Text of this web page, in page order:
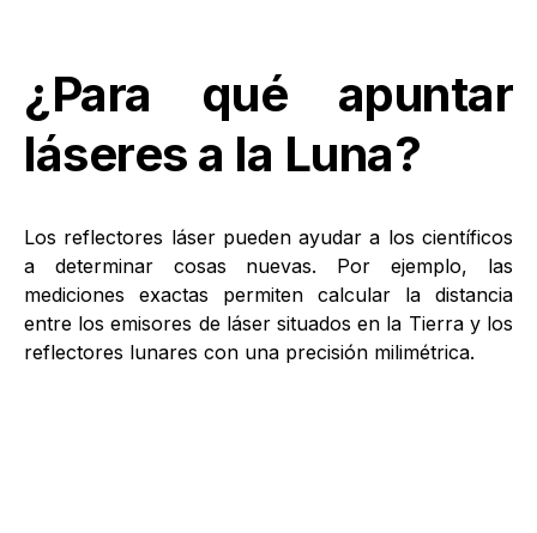
¿Para qué apuntar
láseres a la Luna?
Los reflectores láser pueden ayudar a los científicos
a determinar cosas nuevas. Por ejemplo, las
mediciones exactas permiten calcular la distancia
entre los emisores de láser situados en la Tierra y los
reflectores lunares con una precisión milimétrica.